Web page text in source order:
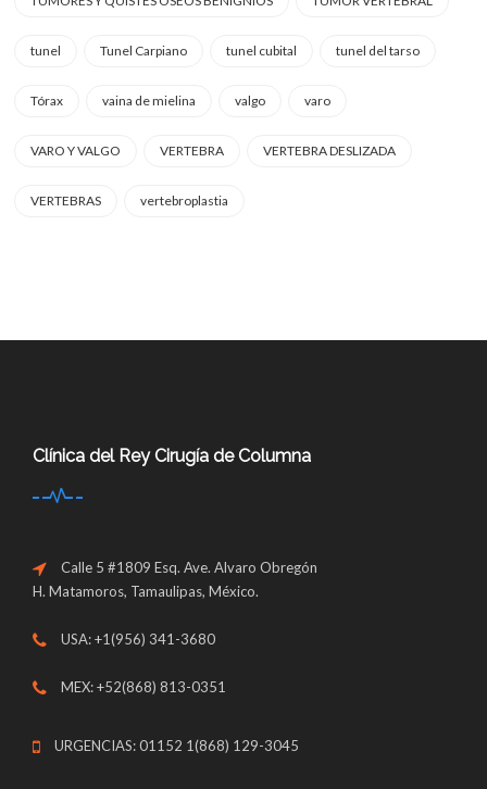
tunel Tunel Carpiano tunel cubital tunel del tarso
Tórax vaina de mielina valgo varo
VARO Y VALGO VERTEBRA VERTEBRA DESLIZADA
VERTEBRAS vertebroplastia
Clínica del Rey Cirugía de Columna
Calle 5 #1809 Esq. Ave. Alvaro Obregón
H. Matamoros, Tamaulipas, México.
USA: +1(956) 341-3680
MEX: +52(868) 813-0351
URGENCIAS: 01152 1(868) 129-3045